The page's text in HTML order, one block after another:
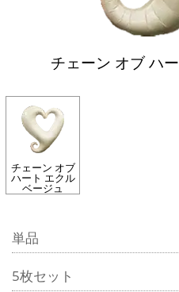
チェーン オブ ハ
チェーン オブ
ハート エクル
ベージュ
単品
5枚セット